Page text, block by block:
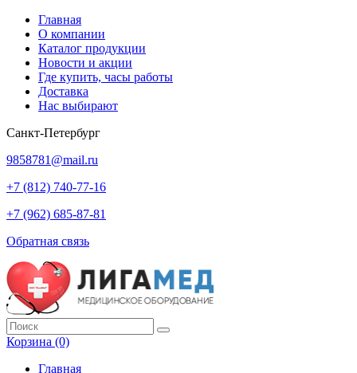
Главная
О компании
Каталог продукции
Новости и акции
Где купить, часы работы
Доставка
Нас выбирают
Санкт-Петербург
9858781@mail.ru
+7 (812) 740-77-16
+7 (962) 685-87-81
Обратная связь
Корзина (0)
Главная